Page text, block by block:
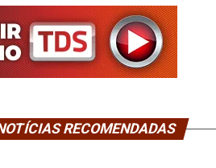
RECOMENDADAS